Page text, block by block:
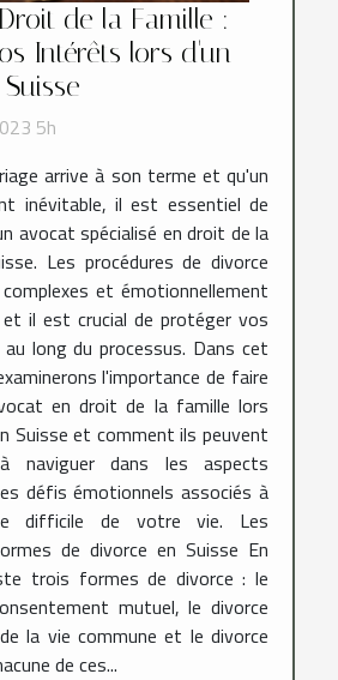
de la Famille :
Intérêts lors d'un
5h
arrive à son terme et qu'un
inévitable, il est essentiel de
avocat spécialisé en droit de la
Les procédures de divorce
et émotionnellement
il est crucial de protéger vos
long du processus. Dans cet
l'importance de faire
en droit de la famille lors
Suisse et comment ils peuvent
naviguer dans les aspects
défis émotionnels associés à
difficile de votre vie. Les
de divorce en Suisse En
trois formes de divorce : le
mutuel, le divorce
la vie commune et le divorce
de ces...